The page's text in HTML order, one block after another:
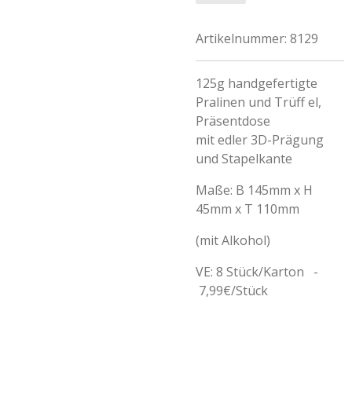
Artikelnummer: 8129
125g handgefertigte
Pralinen und Trüff el,
Präsentdose
mit edler 3D-Prägung
und Stapelkante
Maße: B 145mm x H
45mm x T 110mm
(mit Alkohol)
VE: 8 Stück/Karton -
7,99€/Stück